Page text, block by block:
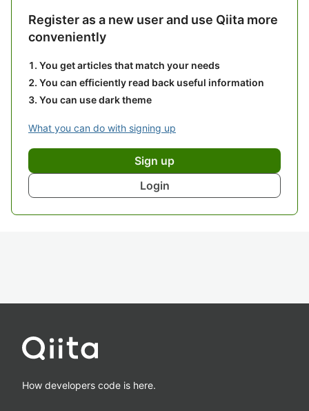
Register as a new user and use Qiita more
conveniently
You get articles that match your needs
You can efficiently read back useful information
You can use dark theme
What you can do with signing up
Sign up
Login
How developers code is here.